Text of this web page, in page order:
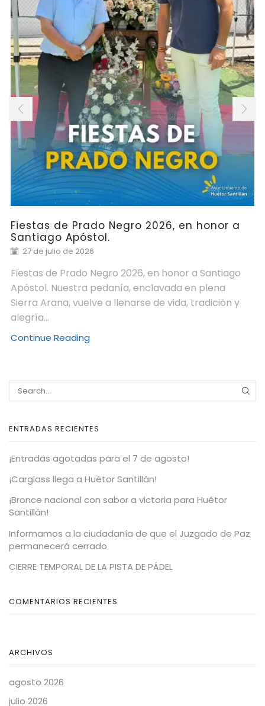
Fiestas de Prado Negro 2026, en honor a
Santiago Apóstol.
27 de julio de 2026
Fiestas de Prado Negro 2026, en honor a Santiago
Apóstol. Nuestra pedanía, enclavada en plena
Sierra Arana, vuelve a llenarse de vida, tradición y
alegría...
Continue Reading
ENTRADAS RECIENTES
¡Entradas agotadas para el 7 de agosto!
¡Carglass llega a Huétor Santillán!
¡Bronce nacional con sabor a victoria para Huétor
Santillán!
Informamos a la ciudadanía de que el Juzgado de Paz
permanecerá cerrado
CIERRE TEMPORAL DE LA PISTA DE PÁDEL
COMENTARIOS RECIENTES
ARCHIVOS
agosto 2026
julio 2026